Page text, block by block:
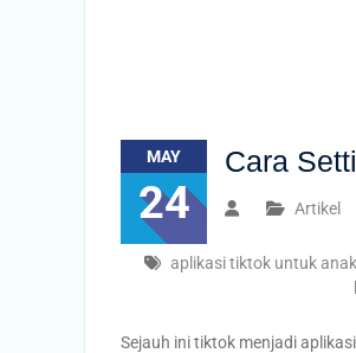
MAY
24
Cara
Artikel
aplikasi tiktok untuk anak
Sejauh ini tiktok menjadi